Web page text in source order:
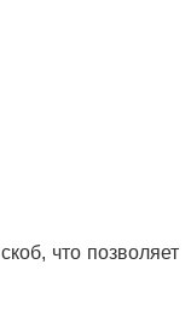
что позволяет